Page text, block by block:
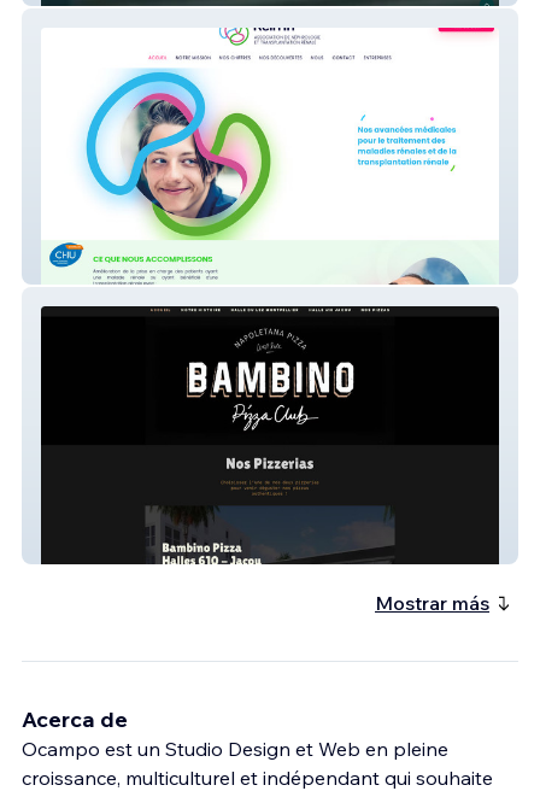
Rein In
Mostrar más
Acerca de
Ocampo est un Studio Design et Web en pleine
croissance, multiculturel et indépendant qui souhaite